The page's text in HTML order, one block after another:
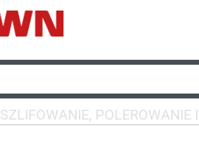
SZLIFOWANIE, POLEROWANIE